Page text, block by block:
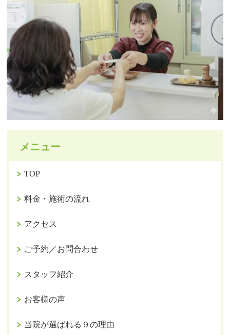
メニュー
TOP
料金・施術の流れ
アクセス
ご予約／お問合わせ
スタッフ紹介
お客様の声
当院が選ばれる９の理由